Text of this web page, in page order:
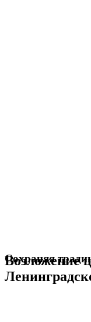
Сохраняя
Возложение